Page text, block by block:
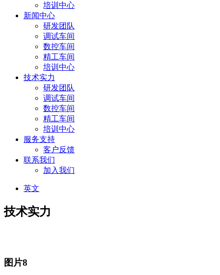
培训中心
新闻中心
研发团队
调试车间
数控车间
精工车间
培训中心
技术实力
研发团队
调试车间
数控车间
精工车间
培训中心
服务支持
客户反馈
联系我们
加入我们
英文
技术实力
图片8